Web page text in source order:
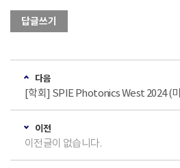
답글쓰기
다음
[학회] SPIE Photonics West 2024 (
이전
이전글이 없습니다.